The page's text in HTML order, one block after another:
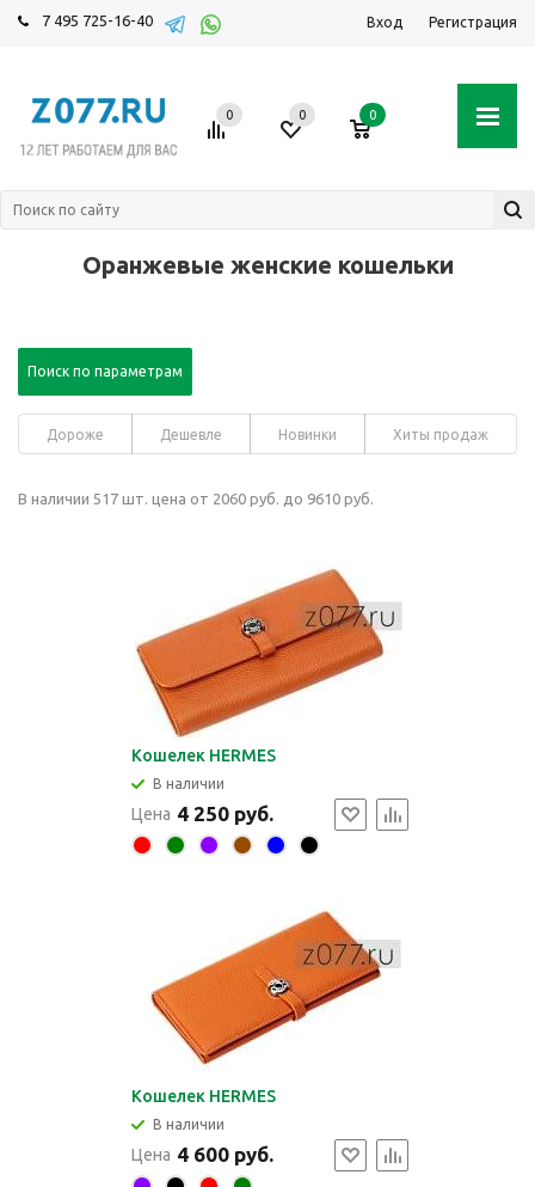
7 495 725-16-40 Вход Регистрация
0 0 0
Оранжевые женские кошельки
Поиск по параметрам
Дороже Дешевле Новинки Хиты продаж
В наличии 517 шт. цена от 2060 руб. до 9610 руб.
Кошелек HERMES
В наличии
Цена 4 250 руб.
Кошелек HERMES
В наличии
Цена 4 600 руб.